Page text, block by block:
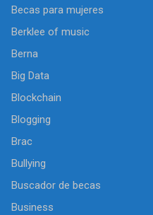
Becas para mujeres
Berklee of music
Berna
Big Data
Blockchain
Blogging
Brac
Bullying
Buscador de becas
Business